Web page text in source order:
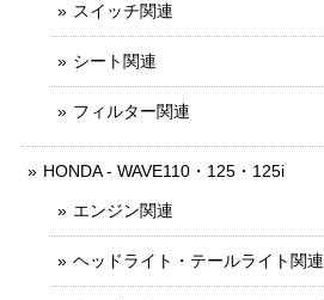
スイッチ関連
シート関連
フィルター関連
HONDA - WAVE110・125・125i
エンジン関連
ヘッドライト・テールライト関連